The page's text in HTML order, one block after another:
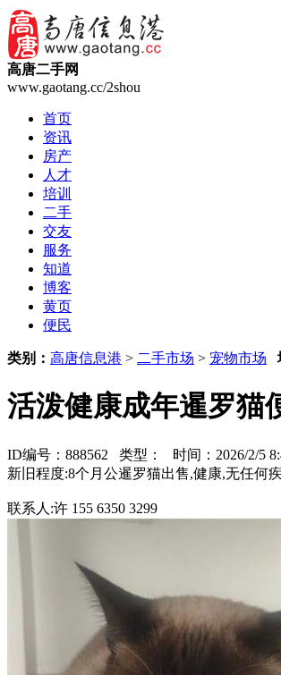
高唐二手网
www.gaotang.cc/2shou
首页
资讯
房产
人才
培训
二手
交友
服务
知道
博客
黄页
便民
类别： 高唐信息港 > 二手市场 > 宠物市场
活泼健康成年暹罗猫
ID编号：888562 类型： 时间：2026/2/5
新旧程度:8个月公暹罗猫出售,健康,无任何
联系人:许 155 6350 3299